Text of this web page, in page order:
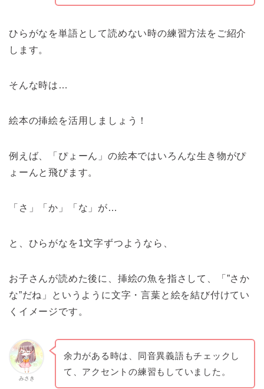
ひらがなを単語として読めない時の練習方法をご紹介
します。
そんな時は…
絵本の挿絵を活用しましょう！
例えば、「ぴょーん」の絵本ではいろんな生き物がぴ
ょーんと飛びます。
「さ」「か」「な」が…
と、ひらがなを1文字ずつようなら、
お子さんが読めた後に、挿絵の魚を指さして、「”さか
な”だね」というように文字・言葉と絵を結び付けてい
くイメージです。
みさき
余力がある時は、同音異義語もチェックし
て、アクセントの練習もしていました。